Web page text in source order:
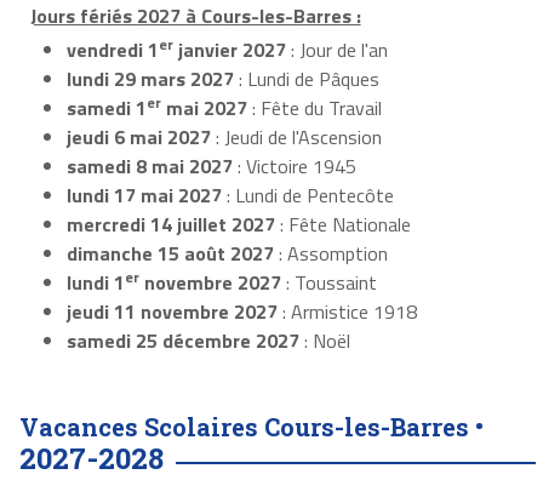
Jours fériés 2027 à Cours-les-Barres :
vendredi 1er janvier 2027: Jour de l'an
lundi 29 mars 2027: Lundi de Pâques
samedi 1er mai 2027: Fête du Travail
jeudi 6 mai 2027: Jeudi de l'Ascension
samedi 8 mai 2027: Victoire 1945
lundi 17 mai 2027: Lundi de Pentecôte
mercredi 14 juillet 2027: Fête Nationale
dimanche 15 août 2027: Assomption
lundi 1er novembre 2027: Toussaint
jeudi 11 novembre 2027: Armistice 1918
samedi 25 décembre 2027: Noël
Vacances Scolaires Cours-les-Barres •
2027-2028